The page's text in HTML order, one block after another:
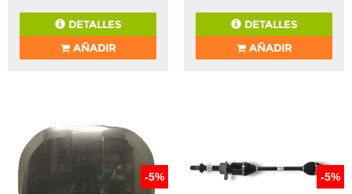
DETALLES
AÑADIR
DETALLES
AÑADIR
-5% -5%